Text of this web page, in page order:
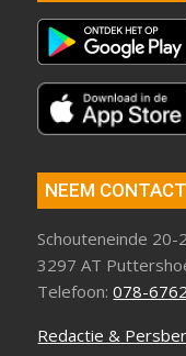
NEEM
Schouteneinde 20-
3297 AT
Telefoon:078-
Redactie &